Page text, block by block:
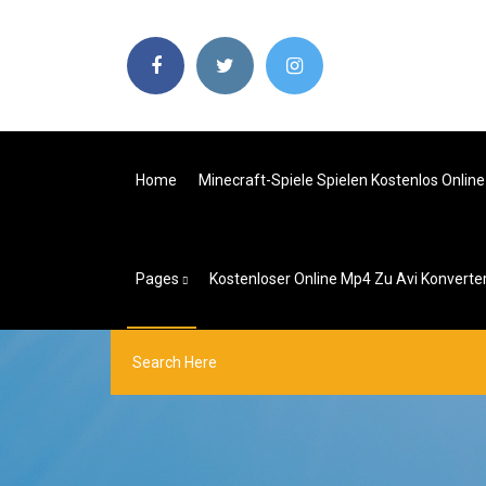
Home Minecraft-Spiele Spielen Kostenlos Online
Pages Kostenloser Online Mp4 Zu Avi